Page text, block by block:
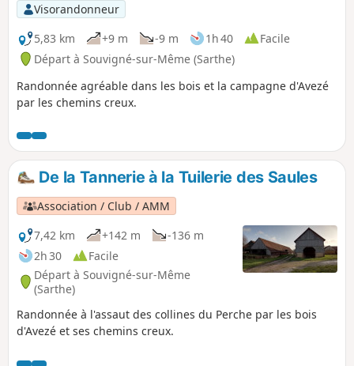
Visorandonneur
5,83 km
+9 m -9 m 1h 40
Facile
Départ à Souvigné-sur-Même (Sarthe)
Randonnée agréable dans les bois et la campagne d'Avezé
par les chemins creux.
De la Tannerie à la Tuilerie des Saules
Association / Club / AMM
7,42 km
+142 m
-136 m
2h 30
Facile
Départ à Souvigné-sur-Même
(Sarthe)
Randonnée à l'assaut des collines du Perche par les bois
d'Avezé et ses chemins creux.